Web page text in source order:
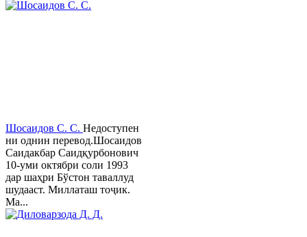
Шосаидов С. С. Недоступен
ни однин перевод.Шосаидов
Саидакбар Саидқурбонович
10-уми октябри соли 1993
дар шаҳри Бўстон таваллуд
шудааст. Миллаташ тоҷик.
Ма...